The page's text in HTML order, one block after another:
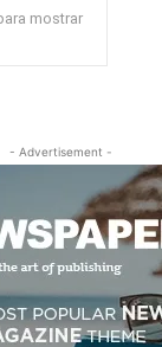
mostrar
- Advertisement -